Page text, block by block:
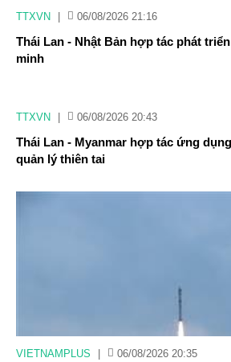
TTXVN 06/08/2026 21:16
Thái Lan - Nhật Bản hợp tác phát
minh
TTXVN 06/08/2026 20:43
Thái Lan - Myanmar hợp tác ứng
quản lý thiên tai
VIETNAMPLUS 06/08/2026 20:35